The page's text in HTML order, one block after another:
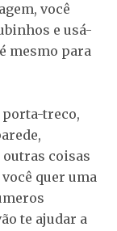
você
e usá-
mesmo para
porta-treco,
coisas
quer uma
te ajudar a